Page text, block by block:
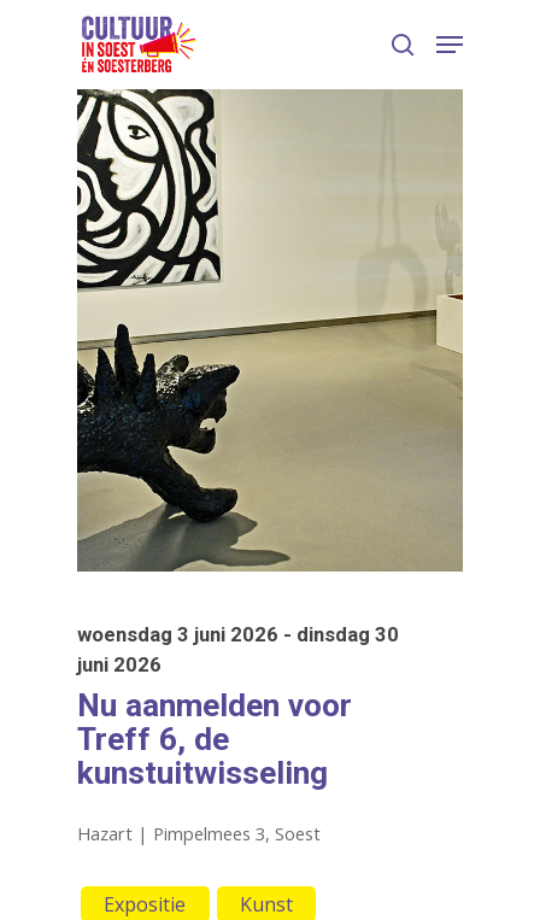
of ESC om te sluiten
woensdag 3 juni 2026 - dinsdag 30
juni 2026
Nu aanmelden voor
Treff 6, de
kunstuitwisseling
Hazart | Pimpelmees 3, Soest
Expositie Kunst